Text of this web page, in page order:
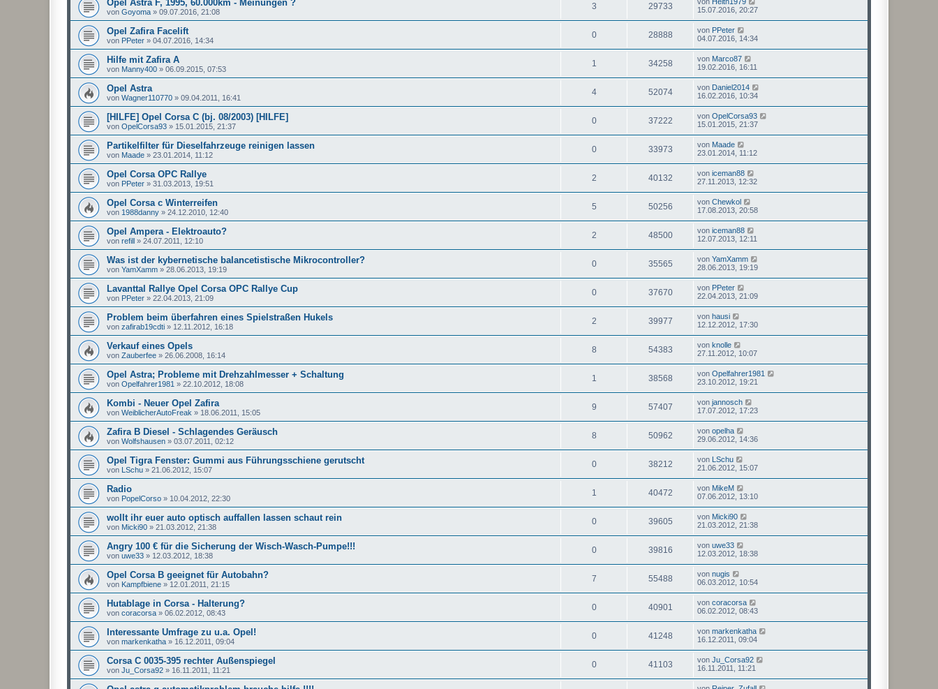
Opel Astra F, 1995, 60.000km - Meinungen ?
von Goyoma » 09.07.2016, 21:08
3 29733
15.07.2016, 20:27
Opel Zafira Facelift
von PPeter » 04.07.2016, 14:34
0 28888 von PPeter
04.07.2016, 14:34
Hilfe mit Zafira A
von Manny400 » 06.09.2015, 07:53
1 34258 von Marco87
19.02.2016, 16:11
Opel Astra
von Wagner110770 » 09.04.2011, 16:41
4 52074 von Daniel2014
16.02.2016, 10:34
[HILFE] Opel Corsa C (bj. 08/2003) [HILFE]
von OpelCorsa93 » 15.01.2015, 21:37
0 37222 von OpelCorsa93
15.01.2015, 21:37
Partikelfilter für Dieselfahrzeuge reinigen lassen
von Maade » 23.01.2014, 11:12
0 33973 von Maade
23.01.2014, 11:12
Opel Corsa OPC Rallye
von PPeter » 31.03.2013, 19:51
2 40132 von iceman88
27.11.2013, 12:32
Opel Corsa c Winterreifen
von 1988danny » 24.12.2010, 12:40
5 50256 von Chewkol
17.08.2013, 20:58
Opel Ampera - Elektroauto?
von refill » 24.07.2011, 12:10
2 48500 von iceman88
12.07.2013, 12:11
Was ist der kybernetische balancetistische Mikrocontroller?
von YamXamm » 28.06.2013, 19:19
0 35565 von YamXamm
28.06.2013, 19:19
Lavanttal Rallye Opel Corsa OPC Rallye Cup
von PPeter » 22.04.2013, 21:09
0 37670 von PPeter
22.04.2013, 21:09
Problem beim überfahren eines Spielstraßen Hukels
von zafirab19cdti » 12.11.2012, 16:18
2 39977 von hausi
12.12.2012, 17:30
Verkauf eines Opels
von Zauberfee » 26.06.2008, 16:14
8 54383 von knolle
27.11.2012, 10:07
Opel Astra; Probleme mit Drehzahlmesser + Schaltung
von Opelfahrer1981 » 22.10.2012, 18:08
1 38568 von Opelfahrer1981
23.10.2012, 19:21
Kombi - Neuer Opel Zafira
von WeiblicherAutoFreak » 18.06.2011, 15:05
9 57407 von jannosch
17.07.2012, 17:23
Zafira B Diesel - Schlagendes Geräusch
von Wolfshausen » 03.07.2011, 02:12
8 50962 von opelha
29.06.2012, 14:36
Opel Tigra Fenster: Gummi aus Führungsschiene gerutscht
von LSchu » 21.06.2012, 15:07
0 38212 von LSchu
21.06.2012, 15:07
Radio
von PopelCorso » 10.04.2012, 22:30
1 40472 von MikeM
07.06.2012, 13:10
wollt ihr euer auto optisch auffallen lassen schaut rein
von Micki90 » 21.03.2012, 21:38
0 39605 von Micki90
21.03.2012, 21:38
Angry 100 € für die Sicherung der Wisch-Wasch-Pumpe!!!
von uwe33 » 12.03.2012, 18:38
0 39816 von uwe33
12.03.2012, 18:38
Opel Corsa B geeignet für Autobahn?
von Kampfbiene » 12.01.2011, 21:15
7 55488 von nugis
06.03.2012, 10:54
Hutablage in Corsa - Halterung?
von coracorsa » 06.02.2012, 08:43
0 40901 von coracorsa
06.02.2012, 08:43
Interessante Umfrage zu u.a. Opel!
von markenkatha » 16.12.2011, 09:04
0 41248 von markenkatha
16.12.2011, 09:04
Corsa C 0035-395 rechter Außenspiegel
von Ju_Corsa92 » 16.11.2011, 11:21
0 41103 von Ju_Corsa92
16.11.2011, 11:21